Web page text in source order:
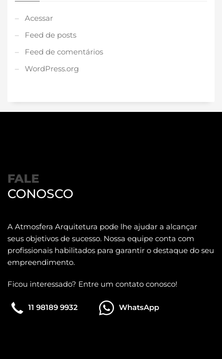
Acessar
Feed de posts
Feed de comentários
WordPress.org
FALE
CONOSCO
A Atmosfera Arquitetura pode lhe ajudar a alcançar
seus objetivos de sucesso. Nossa equipe conta com
profissionais habilitados para garantir o destaque do seu
empreendimento.
Ficou interessado? Entre um contato conosco!
11 98189 9932 WhatsApp